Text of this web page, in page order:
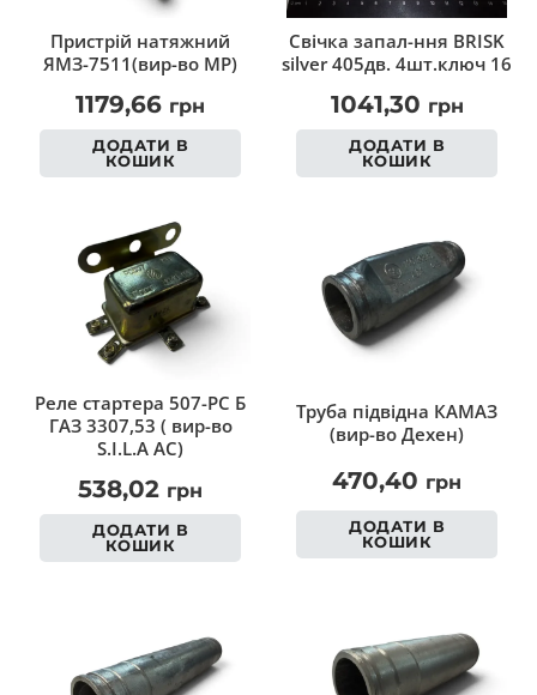
Пристрій натяжний
ЯМЗ-7511(вир-во МР)
1179,66 грн
ДОДАТИ В
КОШИК
Свічка запал-ння BRISK
silver 405дв. 4шт.ключ 16
1041,30 грн
ДОДАТИ В
КОШИК
Реле стартера 507-РС Б
ГАЗ 3307,53 ( вир-во
S.I.L.A AC)
538,02 грн
ДОДАТИ В
КОШИК
Труба підвідна КАМАЗ
(вир-во Дехен)
470,40 грн
ДОДАТИ В
КОШИК